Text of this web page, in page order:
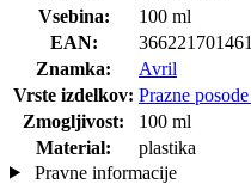
Vsebina:
100 ml
EAN:
Znamka:
Avril
Vrste izdelkov: Prazne
Zmogljivost:
100 ml
Material:
plastika
Pravne informacije